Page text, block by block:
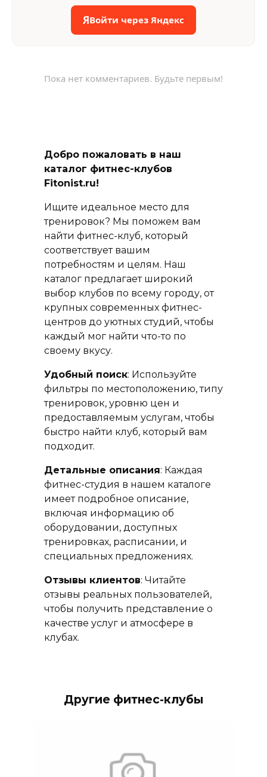
ЯВойти через Яндекс
Пока нет комментариев. Будьте первым!
Добро пожаловать в наш
каталог фитнес-клубов
Fitonist.ru!
Ищите идеальное место для
тренировок? Мы поможем вам
найти фитнес-клуб, который
соответствует вашим
потребностям и целям. Наш
каталог предлагает широкий
выбор клубов по всему городу, от
крупных современных фитнес-
центров до уютных студий, чтобы
каждый мог найти что-то по
своему вкусу.
Удобный поиск: Используйте
фильтры по местоположению, типу
тренировок, уровню цен и
предоставляемым услугам, чтобы
быстро найти клуб, который вам
подходит.
Детальные описания: Каждая
фитнес-студия в нашем каталоге
имеет подробное описание,
включая информацию об
оборудовании, доступных
тренировках, расписании, и
специальных предложениях.
Отзывы клиентов: Читайте
отзывы реальных пользователей,
чтобы получить представление о
качестве услуг и атмосфере в
клубах.
Другие фитнес-клубы